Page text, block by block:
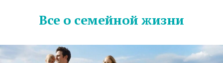
Все о семейной жизни